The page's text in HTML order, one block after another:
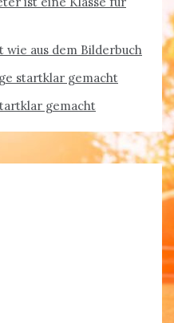
wie aus dem Bilderbuch
startklar gemacht
gemacht